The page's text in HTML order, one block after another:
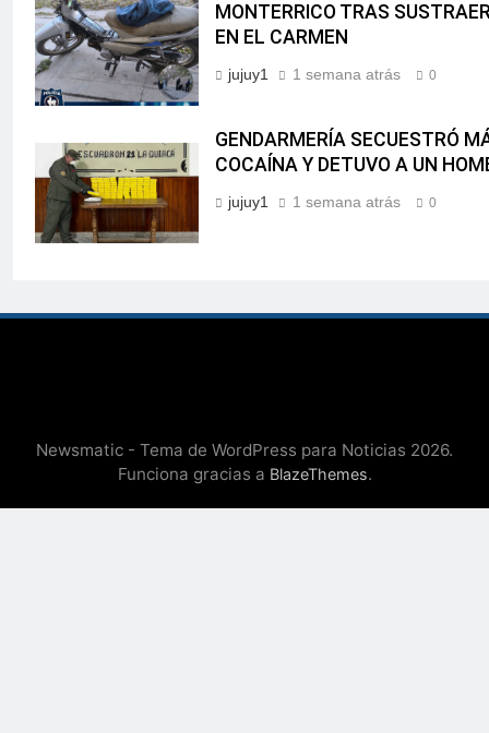
MONTERRICO TRAS
EN EL CARMEN
jujuy1 1 semana atrás 0
GENDARMERÍA SECUESTRÓ
COCAÍNA Y DETUVO A UN
jujuy1 1 semana atrás 0
Newsmatic - Tema de WordPress para Noticias 2026.
Funciona gracias a BlazeThemes.